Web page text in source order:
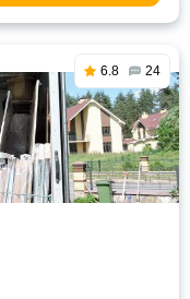
6.8 24